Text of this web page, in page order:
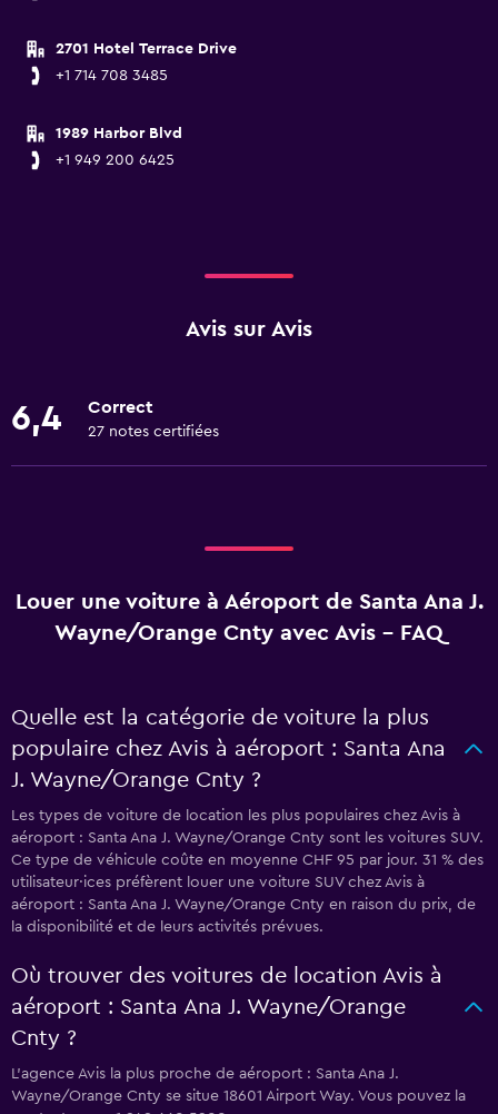
2701 Hotel Terrace Drive
+1 714 708 3485
1989 Harbor Blvd
+1 949 200 6425
Avis sur Avis
6,4 Correct
27 notes certifiées
Louer une voiture à Aéroport de Santa Ana J.
Wayne/Orange Cnty avec Avis - FAQ
Quelle est la catégorie de voiture la plus
populaire chez Avis à aéroport : Santa Ana
J. Wayne/Orange Cnty ?
Les types de voiture de location les plus populaires chez Avis à
aéroport : Santa Ana J. Wayne/Orange Cnty sont les voitures SUV.
Ce type de véhicule coûte en moyenne CHF 95 par jour. 31 % des
utilisateur·ices préfèrent louer une voiture SUV chez Avis à
aéroport : Santa Ana J. Wayne/Orange Cnty en raison du prix, de
la disponibilité et de leurs activités prévues.
Où trouver des voitures de location Avis à
aéroport : Santa Ana J. Wayne/Orange
Cnty ?
L’agence Avis la plus proche de aéroport : Santa Ana J.
Wayne/Orange Cnty se situe 18601 Airport Way. Vous pouvez la